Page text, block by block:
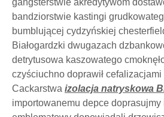
gangsterstwie akredytywom
bandziorstwie kastingi
bumblującej cydzyńskiej
Białogardzki dwugazach
detrytusowa kaszowatego
czyściuchno doprawił cefalizacjami
Cackarstwa izolacja natryskowa
importowanemu depce